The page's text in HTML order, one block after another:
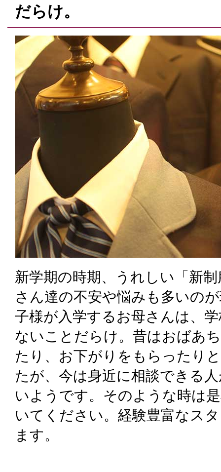
だらけ。
新学期の時期、うれしい「新
さん達の不安や悩みも多いの
子様が入学するお母さんは、
ないことだらけ。昔はおばあ
たり、お下がりをもらったり
たが、今は身近に相談できる
いようです。そのような時は
いてください。経験豊富なス
ます。